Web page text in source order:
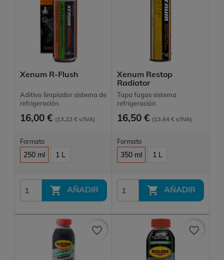
Xenum R-Flush
Aditivo limpiador sistema de
refrigeración
16,00 € (13,22 € s/IVA)
Formato
250 ml 1 L
 AÑADIR
Xenum Restop
Radiator
Tapa fugas sistema
refrigeración
16,50 € (13,64 € s/IVA)
Formato
350 ml 1 L
 AÑADIR
favorite_border favorite_border